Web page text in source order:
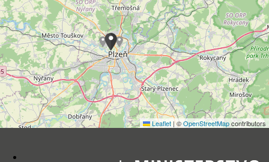
Leaflet |©OpenStreetMapcontributors